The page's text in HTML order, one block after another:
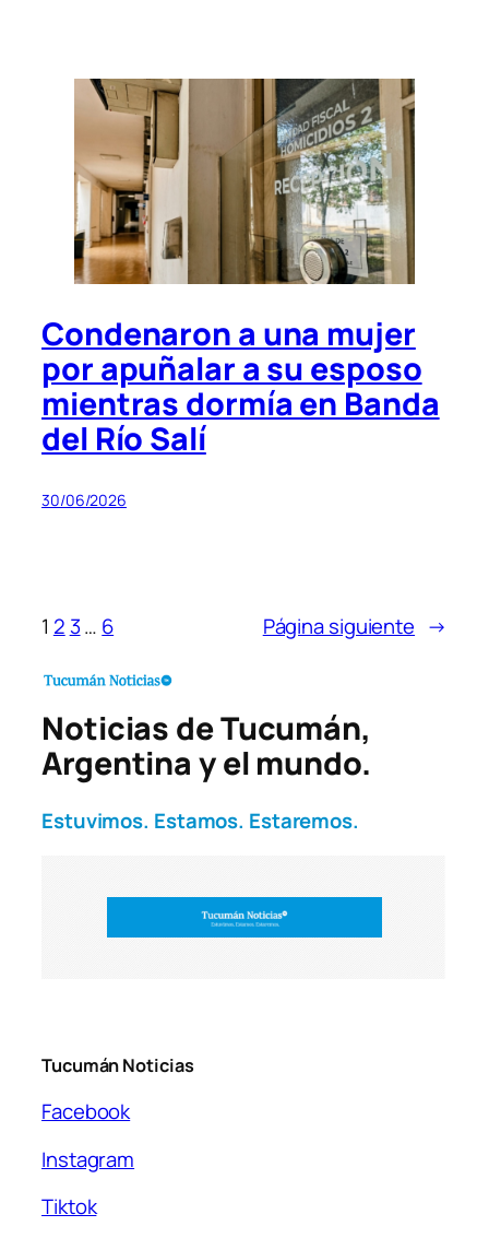
Condenaron a una mujer
por apuñalar a su esposo
mientras dormía en Banda
del Río Salí
30/06/2026
1 2 3… 6 Página siguiente →
Noticias de Tucumán,
Argentina y el mundo.
Estuvimos. Estamos. Estaremos.
Tucumán Noticias
Facebook
Instagram
Tiktok